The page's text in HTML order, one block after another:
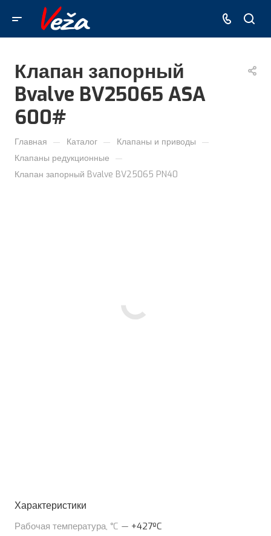
Клапан запорный
Bvalve BV25065 ASA
600#
Главная — Каталог — Клапаны и приводы —
Клапаны редукционные —
Клапан запорный Bvalve BV25065 PN40
Характеристики
Рабочая температура, °C — +427ºC